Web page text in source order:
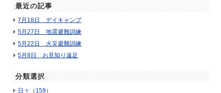
最近の記事
7月18日 デイキャンプ
5月27日 地震避難訓練
5月22日 火災避難訓練
5月8日 お見知り遠足
分類選択
日々（159）